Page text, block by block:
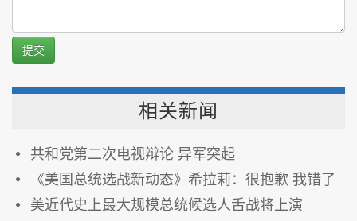
提交
相关新闻
共和党第二次电视辩论 异军突起
《美国总统选战新动态》希拉莉：很抱歉 我错了
美近代史上最大规模总统候选人舌战将上演